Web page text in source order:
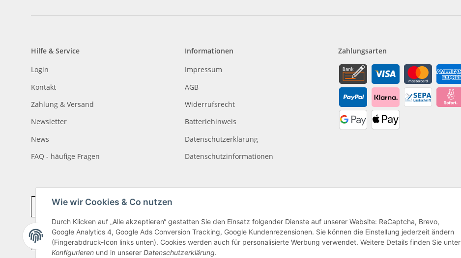
Wie wir Cookies & Co nutzen
Durch Klicken auf „Alle akzeptieren“ gestatten Sie den Einsatz folgender Dienste auf unserer Website: ReCaptcha, Brevo,
Google Analytics 4, Google Ads Conversion Tracking, Google Kundenrezensionen. Sie können die Einstellung jederzeit ändern
(Fingerabdruck-Icon links unten). Cookies werden auch für personalisierte Werbung verwendet. Weitere Details finden Sie unter
Konfigurieren und in unserer Datenschutzerklärung.
Hilfe & Service
Login
Kontakt
Zahlung & Versand
Newsletter
News
FAQ - häufige Fragen
Informationen
Impressum
AGB
Widerrufsrecht
Batteriehinweis
Datenschutzerklärung
Datenschutzinformationen
Zahlungsarten
Vertrag widerrufen